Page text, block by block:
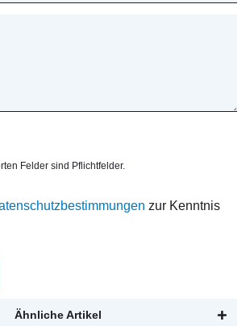
Felder sind Pflichtfelder.
zur Kenntnis
Ähnliche Artikel